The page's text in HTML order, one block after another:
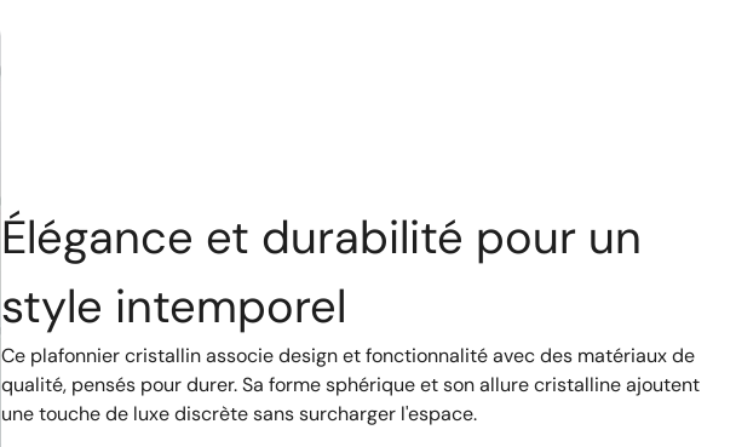
Élégance et durabilité pour un
style intemporel
Ce plafonnier cristallin associe design et fonctionnalité avec des matériaux de
qualité, pensés pour durer. Sa forme sphérique et son allure cristalline ajoutent
une touche de luxe discrète sans surcharger l'espace.